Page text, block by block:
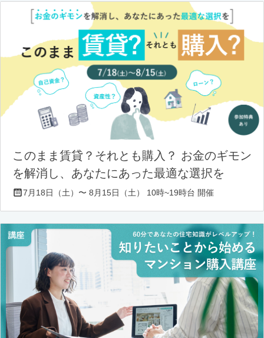
このまま賃貸？それとも購入？ お金のギモン
を解消し、あなたにあった最適な選択を
7月18日（土）〜 8月15日（土） 10時~19時台 開催